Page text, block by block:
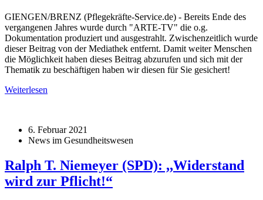
GIENGEN/BRENZ (Pflegekräfte-Service.de) - Bereits Ende des
vergangenen Jahres wurde durch "ARTE-TV" die o.g.
Dokumentation produziert und ausgestrahlt. Zwischenzeitlich wurde
dieser Beitrag von der Mediathek entfernt. Damit weiter Menschen
die Möglichkeit haben dieses Beitrag abzurufen und sich mit der
Thematik zu beschäftigen haben wir diesen für Sie gesichert!
Weiterlesen
6. Februar 2021
News im Gesundheitswesen
Ralph T. Niemeyer (SPD): ,,Widerstand
wird zur Pflicht!“